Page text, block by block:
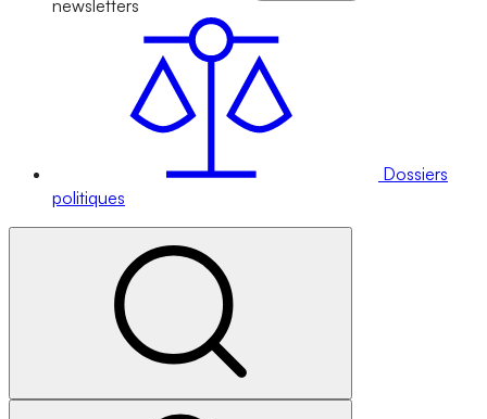
newsletters
Dossiers
politiques